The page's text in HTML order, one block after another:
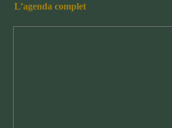
L’agenda complet